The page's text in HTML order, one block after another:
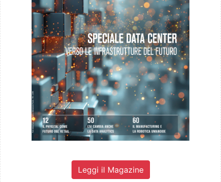
Leggi il Magazine